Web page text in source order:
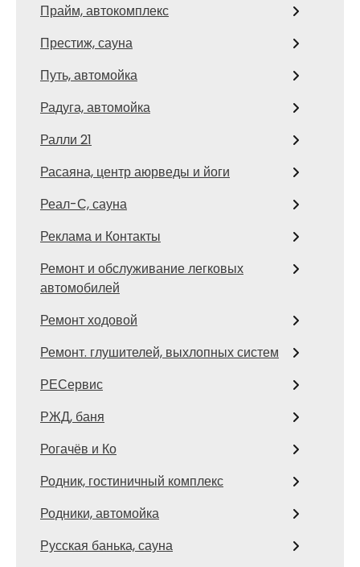
Прайм, автокомплекс
Престиж, сауна
Путь, автомойка
Радуга, автомойка
Ралли 21
Расаяна, центр аюрведы и йоги
Реал-С, сауна
Реклама и Контакты
Ремонт и обслуживание легковых
автомобилей
Ремонт ходовой
Ремонт. глушителей, выхлопных систем
РЕСервис
РЖД, баня
Рогачёв и Ко
Родник, гостиничный комплекс
Родники, автомойка
Русская банька, сауна